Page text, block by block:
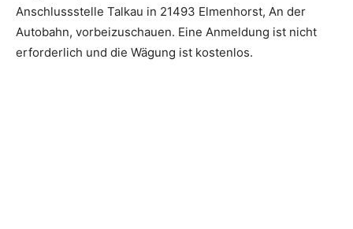
Anschlussstelle Talkau in 21493 Elmenhorst, An der
Autobahn, vorbeizuschauen. Eine Anmeldung ist nicht
erforderlich und die Wägung ist kostenlos.